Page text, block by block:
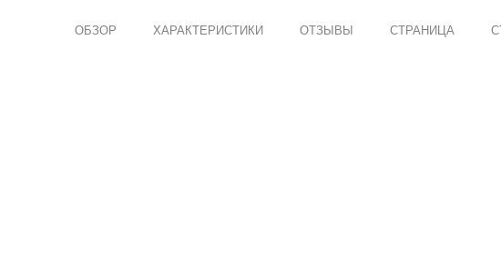
ОБЗОР ХАРАКТЕРИСТИКИ ОТЗЫВЫ СТРАНИЦА